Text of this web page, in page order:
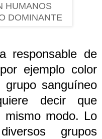
HUMANOS
DOMINANTE
responsable de
ejemplo color
sanguíneo
decir que
mismo modo. Lo
grupos